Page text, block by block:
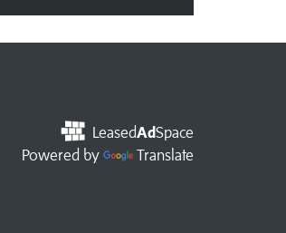
LeasedAdSpace
Powered by
Translate